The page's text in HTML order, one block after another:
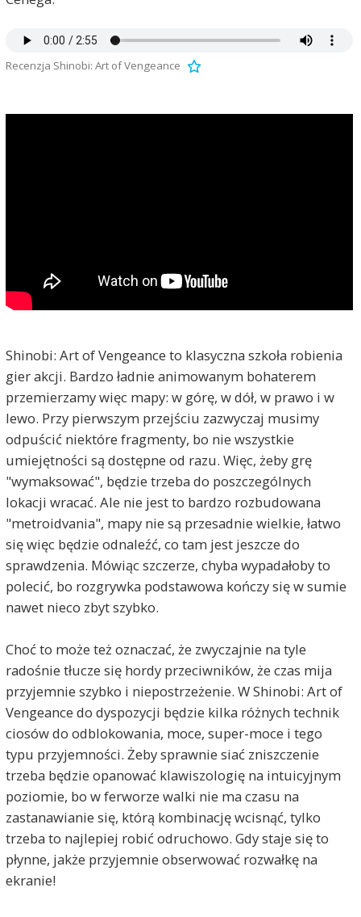
Recenzja Shinobi: Art of Vengeance
Shinobi: Art of Vengeance to klasyczna szkoła robienia
gier akcji. Bardzo ładnie animowanym bohaterem
przemierzamy więc mapy: w górę, w dół, w prawo i w
lewo. Przy pierwszym przejściu zazwyczaj musimy
odpuścić niektóre fragmenty, bo nie wszystkie
umiejętności są dostępne od razu. Więc, żeby grę
"wymaksować", będzie trzeba do poszczególnych
lokacji wracać. Ale nie jest to bardzo rozbudowana
"metroidvania", mapy nie są przesadnie wielkie, łatwo
się więc będzie odnaleźć, co tam jest jeszcze do
sprawdzenia. Mówiąc szczerze, chyba wypadałoby to
polecić, bo rozgrywka podstawowa kończy się w sumie
nawet nieco zbyt szybko.
Choć to może też oznaczać, że zwyczajnie na tyle
radośnie tłucze się hordy przeciwników, że czas mija
przyjemnie szybko i niepostrzeżenie. W Shinobi: Art of
Vengeance do dyspozycji będzie kilka różnych technik
ciosów do odblokowania, moce, super-moce i tego
typu przyjemności. Żeby sprawnie siać zniszczenie
trzeba będzie opanować klawiszologię na intuicyjnym
poziomie, bo w ferworze walki nie ma czasu na
zastanawianie się, którą kombinację wcisnąć, tylko
trzeba to najlepiej robić odruchowo. Gdy staje się to
płynne, jakże przyjemnie obserwować rozwałkę na
ekranie!